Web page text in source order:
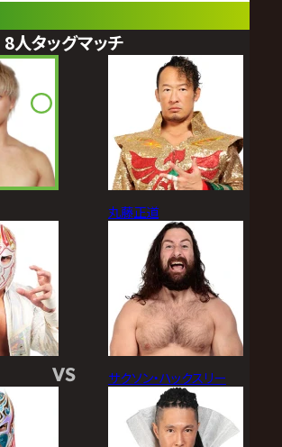
8人タッグマッチ
VS
丸藤正道
サクソン・ハックスリー